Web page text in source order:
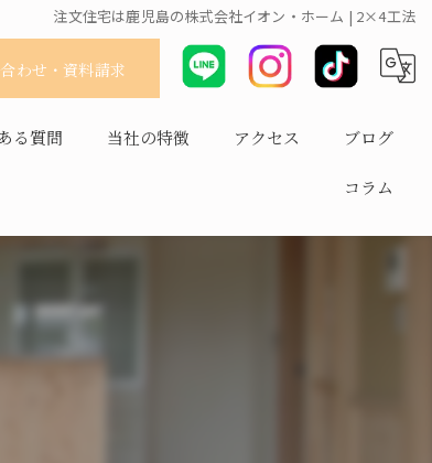
注文住宅は鹿児島の株式会社イオン・ホーム | 2×4工法
わせ・資料請求
る質問 当社の特徴 アクセス ブログ
コラム